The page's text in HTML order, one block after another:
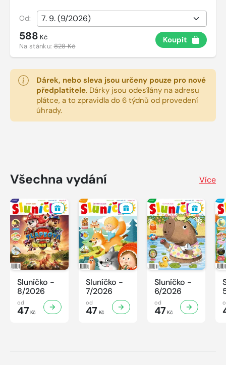
Od:
588 Kč
Na stánku:828 Kč
Koupit
Dárek, nebo sleva jsou určeny pouze pro nové
předplatitele. Dárky jsou odesílány na adresu
plátce, a to zpravidla do 6 týdnů od provedení
úhrady.
Všechna vydání Více
Sluníčko -
8/2026
od
47 Kč
Sluníčko -
7/2026
od
47 Kč
Sluníčko -
6/2026
od
47Kč